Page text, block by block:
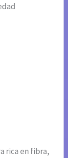
rica en fibra,